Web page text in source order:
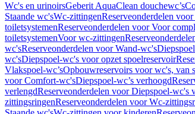
Wc's en urinoirsGeberit AquaClean douchewc’s
Staande wc'sWc-zittingenReserveonderdelen
toiletsystemenReserveonderdelen voor Voor
toiletsystemenVoor wc-zittingen
wc'sReserveonderdelen voor Wand-wc's
wc'sDiepspoel-wc's voor opzet spoelreservoir
Vlakspoel-wc’sOpbouwreservoirs voor wc's, van
voor Comfort-wc'sDiepspoel-wc’s verhoogd
verlengdReserveonderdelen voor Diepspoel-wc's
zittingsringenReserveonderdelen voor Wc-